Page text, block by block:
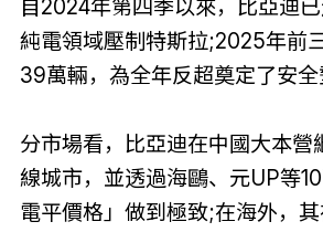
自2024年第四季以來，比亞迪
純電領域壓制特斯拉;2025年前
39萬輛，為全年反超奠定了安全
分市場看，比亞迪在中國大本營
線城市，並透過海鷗、元UP等
電平價格」做到極致;在海外，